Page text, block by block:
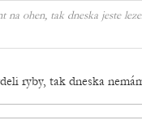
na ohen, tak dneska jeste
ryby, tak dneska